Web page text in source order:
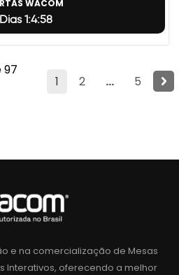
WACOM
1:4:57
1 2 ... 5
97
e na comercialização de Mesas
Interativos, oferecendo a melhor